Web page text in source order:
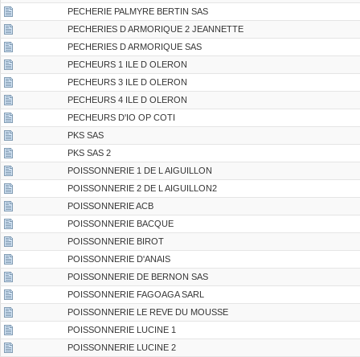
PECHERIE PALMYRE BERTIN SAS
PECHERIES D ARMORIQUE 2 JEANNETTE
PECHERIES D ARMORIQUE SAS
PECHEURS 1 ILE D OLERON
PECHEURS 3 ILE D OLERON
PECHEURS 4 ILE D OLERON
PECHEURS D'IO OP COTI
PKS SAS
PKS SAS 2
POISSONNERIE 1 DE L AIGUILLON
POISSONNERIE 2 DE L AIGUILLON2
POISSONNERIE ACB
POISSONNERIE BACQUE
POISSONNERIE BIROT
POISSONNERIE D'ANAIS
POISSONNERIE DE BERNON SAS
POISSONNERIE FAGOAGA SARL
POISSONNERIE LE REVE DU MOUSSE
POISSONNERIE LUCINE 1
POISSONNERIE LUCINE 2